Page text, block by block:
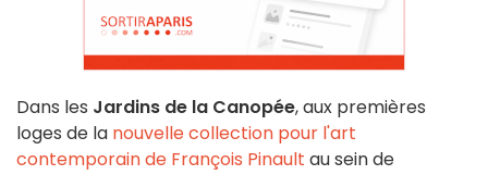
Dans les Jardins de la Canopée, aux premières
loges de la nouvelle collection pour l'art
contemporain de François Pinault au sein de